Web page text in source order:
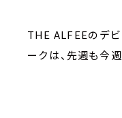
THE ALFEEのデビ
ークは、先週も今